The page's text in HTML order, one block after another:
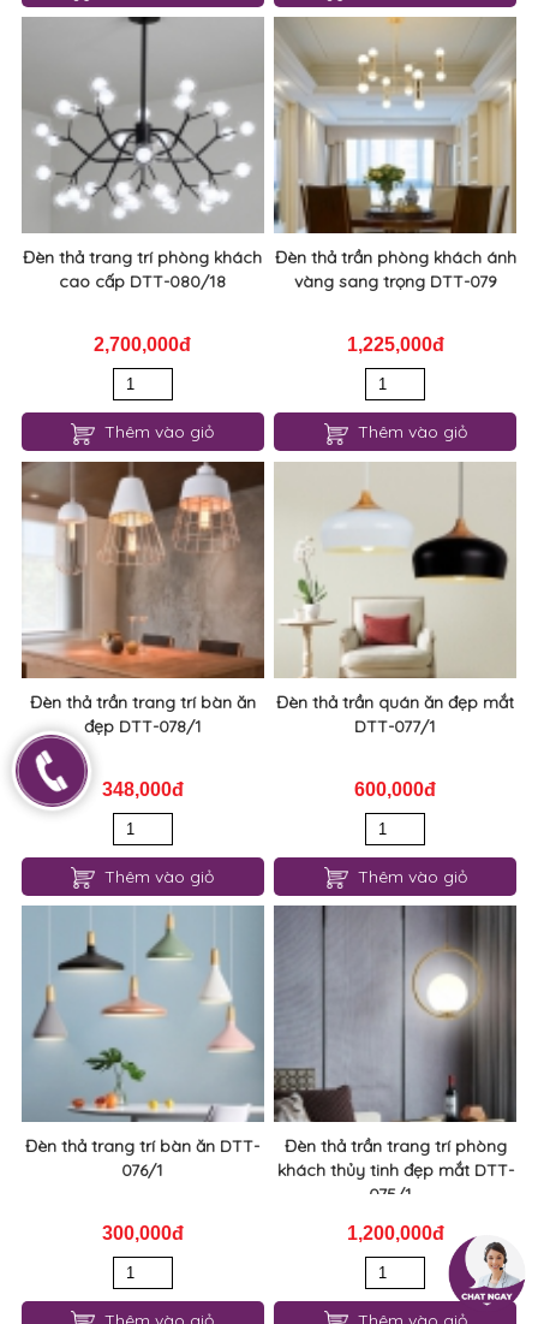
Đèn thả trang trí phòng khách
cao cấp DTT-080/18
2,700,000đ
Thêm vào giỏ
Đèn thả trần phòng khách ánh
vàng sang trọng DTT-079
1,225,000đ
Thêm vào giỏ
Đèn thả trần trang trí bàn ăn
đẹp DTT-078/1
348,000đ
Thêm vào giỏ
Đèn thả trần quán ăn đẹp mắt
DTT-077/1
600,000đ
Thêm vào giỏ
Đèn thả trang trí bàn ăn DTT-
076/1
300,000đ
Đèn thả trần trang trí phòng
khách thủy tinh đẹp mắt DTT-
075/1...
1,200,000đ